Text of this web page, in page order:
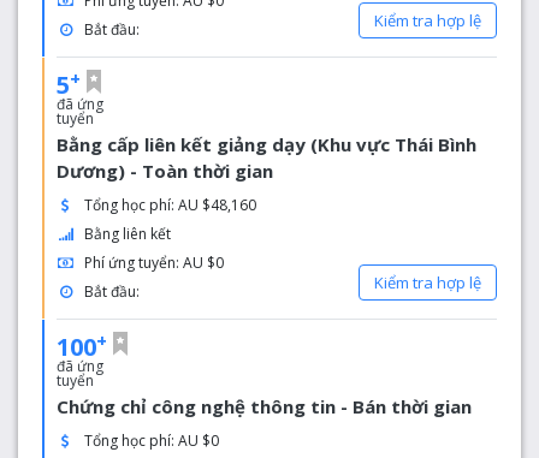
cứu đại cương với chuyên ngành. Bạn bắt đầu chương trình học
trước khi chuyên về các lĩnh vực mà bạn quan tâm. Bạn sẽ
hoàn thành với ít nhất một chuyên ngành từ 33 lĩnh vực chủ đề
có sẵn. Bạn sẽ phát triển các kỹ năng cụ thể và kiến ​​thức tổng
quát, để có thể phản ứng linh hoạt hơn với nhiều cơ hội liên
quan đến công việc, nghiên cứu sau đại học hoặc sở thích cá
Bắt đầu:
Kiểm tra hợp lệ
5+
đã ứng
tuyển
Bằng cấp liên kết giảng dạy (Khu vực Thái Bình
Dương) - Toàn thời gian
Tổng học phí: AU $48,160
Bằng liên kết
Phí ứng tuyển: AU $0
Bắt đầu:
Kiểm tra hợp lệ
100+
đã ứng
tuyển
Chứng chỉ công nghệ thông tin - Bán thời gian
Tổng học phí: AU $0